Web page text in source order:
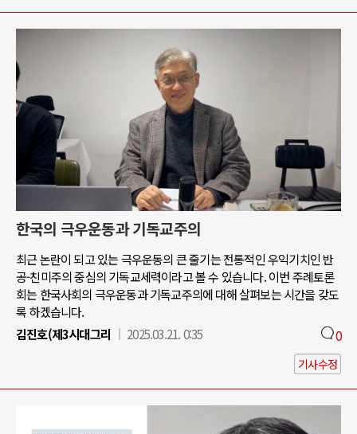
한국의 극우운동과 기독교주의
최근 논란이 되고 있는 극우운동의 큰 줄기는 전통적인 우익기치인 반
공-친미주의 중심의 기독교세력이라고 볼 수 있습니다. 이번 주례토론
회는 한국사회의 극우운동과 기독교주의에 대해 살펴보는 시간을 갖도
록 하겠습니다.
김진호(제3시대그리
2025.03.21. 0:35 0
기사수정